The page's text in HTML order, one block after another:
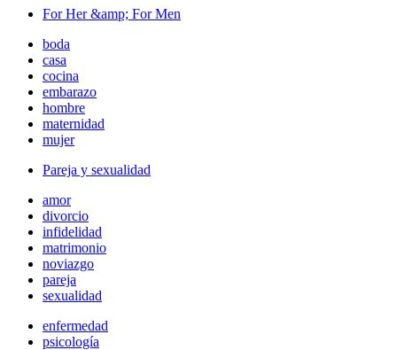
For Her &amp; For Men
boda
casa
cocina
embarazo
hombre
maternidad
mujer
Pareja y sexualidad
amor
divorcio
infidelidad
matrimonio
noviazgo
pareja
sexualidad
enfermedad
psicología